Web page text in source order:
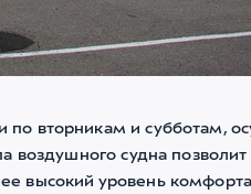
вторникам и субботам,
воздушного судна
высокий уровень